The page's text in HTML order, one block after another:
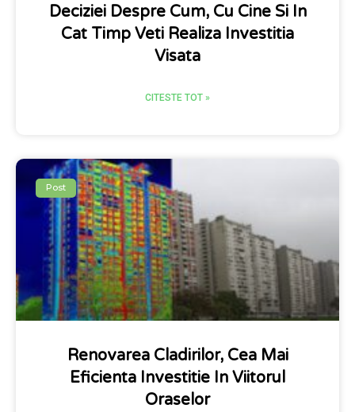
Deciziei Despre Cum, Cu Cine Si In
Cat Timp Veti Realiza Investitia
Visata
CITESTE TOT »
Post
Renovarea Cladirilor, Cea Mai
Eficienta Investitie In Viitorul
Oraselor